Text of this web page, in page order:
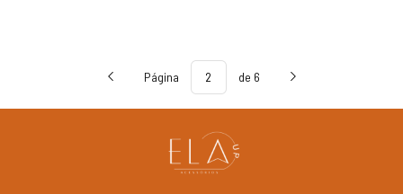
Página de 6